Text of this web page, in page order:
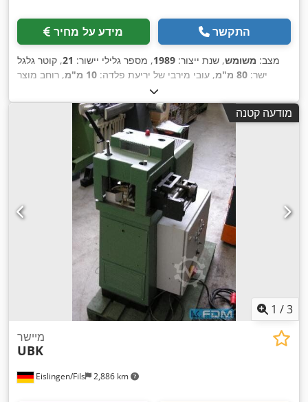
מידע על מחיר התקשר
מצב: משומש, שנת ייצור: 1989, מספר גלילי יישור: 21, קוטר גלגל
ישר: 80 מ"מ , עובי מירבי של יריעת פלדה: 10 מ"מ
, רוחב מוצר
מודעה קטנה
1 /3
Eislingen/Fils 2,886 km
מיישר
UBK